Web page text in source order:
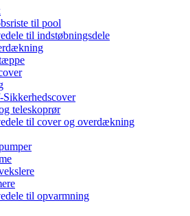
til pool
til indstøbningsdele
teleskoprør
til cover og overdækning
til opvarmning